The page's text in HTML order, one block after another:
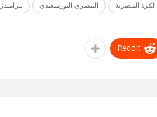
الكرة المصرية المصري البورسعيدي بيراميدز
ReddIt